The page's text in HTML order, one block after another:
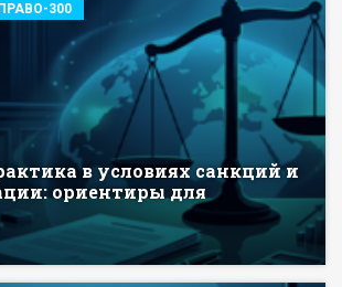
300
в условиях санкций и
ориентиры для